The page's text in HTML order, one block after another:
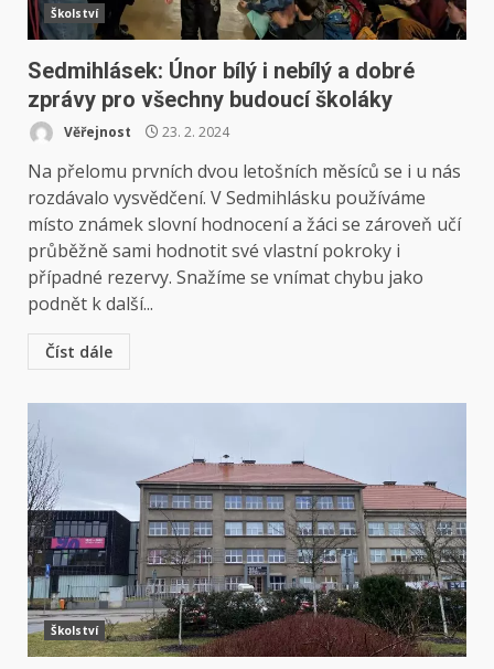
Školství
Sedmihlásek: Únor bílý i nebílý a dobré
zprávy pro všechny budoucí školáky
Věřejnost 23. 2. 2024
Na přelomu prvních dvou letošních měsíců se i u nás
rozdávalo vysvědčení. V Sedmihlásku používáme
místo známek slovní hodnocení a žáci se zároveň učí
průběžně sami hodnotit své vlastní pokroky i
případné rezervy. Snažíme se vnímat chybu jako
podnět k další...
Číst dále
Školství